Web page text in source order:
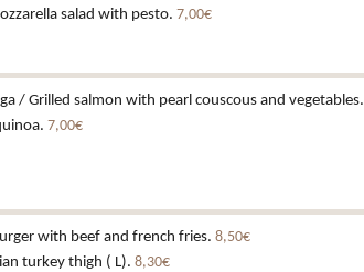
salad with pesto. 7,00€
/ Grilled salmon with pearl couscous and vegetables.
7,00€
with beef and french fries. 8,50€
turkey thigh ( L). 8,30€